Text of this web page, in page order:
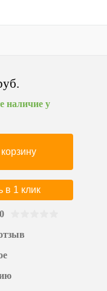
наличие у
в 1 клик